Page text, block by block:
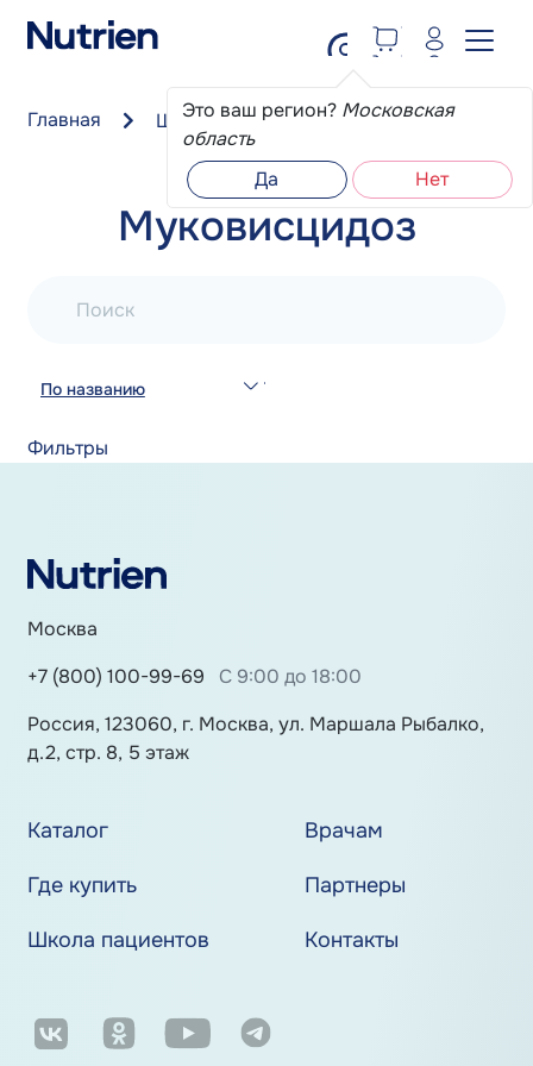
Это ваш регион? Московская
область
Да
Нет
Главная Школа пациента Муковисцидоз
Муковисцидоз
Поиск
По названию
Фильтры
Москва
+7 (800) 100-99-69
С 9:00 до 18:00
Россия, 123060, г. Москва, ул. Маршала Рыбалко,
д.2, стр. 8, 5 этаж
Каталог
Врачам
Где купить
Партнеры
Школа пациентов
Контакты